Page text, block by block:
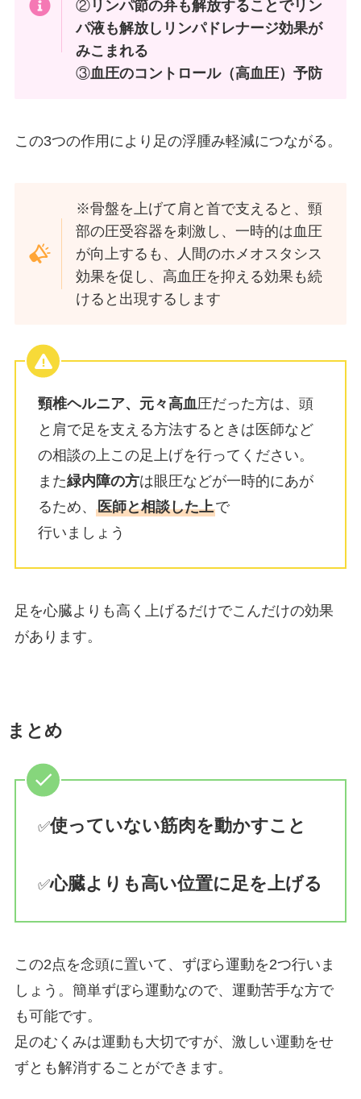
② リンパ節の弁も解放することでリン
パ液も解放しリンパドレナージ効果が
みこまれる
③血圧のコントロール（高血圧）予防
この3つの作用により足の浮腫み軽減につながる。
※骨盤を上げて肩と首で支えると、頸
部の圧受容器を刺激し、一時的は血圧
が向上するも、人間のホメオスタシス
効果を促し、高血圧を抑える効果も続
けると出現するします
頸椎ヘルニア、元々高血圧だった方は、頭
と肩で足を支える方法するときは医師など
の相談の上この足上げを行ってください。
また緑内障の方は眼圧などが一時的にあが
るため、 医師と相談した上で
行いましょう
足を心臓よりも高く上げるだけでこんだけの効果
があります。
まとめ
✅使っていない筋肉を動かすこと
✅心臓よりも高い位置に足を上げる
この2点を念頭に置いて、ずぼら運動を2つ行いま
しょう。簡単ずぼら運動なので、運動苦手な方で
も可能です。
足のむくみは運動も大切ですが、激しい運動をせ
ずとも解消することができます。